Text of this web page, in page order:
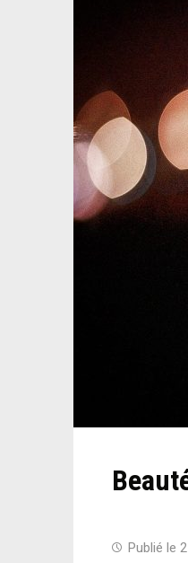
Publié le